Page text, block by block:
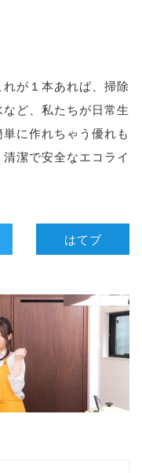
が１本あれば、掃除
ど、私たちが日常生
に作れちゃう優れも
潔で安全なエコライ
はてブ